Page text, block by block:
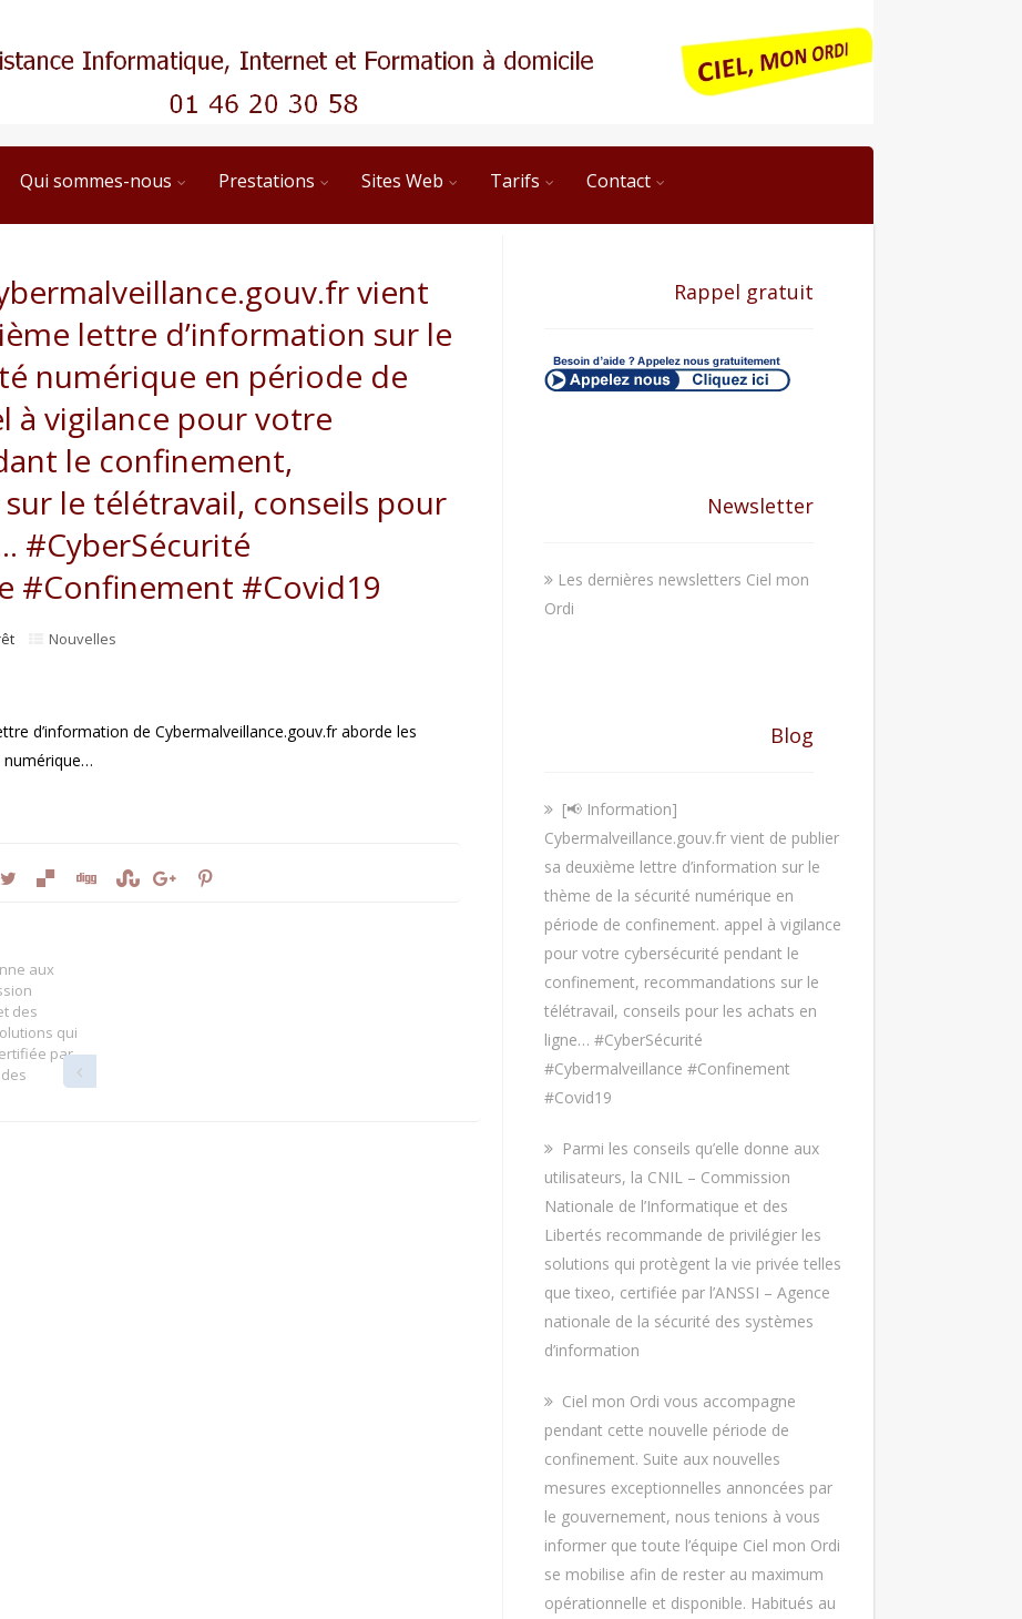
Qui sommes-nous Prestations Sites Web Tarifs Contact
vient
lettre d’information sur le
numérique en période de
à vigilance pour votre
le confinement,
le télétravail, conseils pour
#CyberSécurité
#Confinement #Covid19
Nouvelles
d’information de Cybermalveillance.gouv.fr aborde les
numérique…
aux
des
qui
par
Rappel gratuit
Newsletter
Les dernières newsletters Ciel mon
Ordi
Blog
[📢 Information]
Cybermalveillance.gouv.fr vient de publier
sa deuxième lettre d’information sur le
thème de la sécurité numérique en
période de confinement. appel à vigilance
pour votre cybersécurité pendant le
confinement, recommandations sur le
télétravail, conseils pour les achats en
ligne… #CyberSécurité
#Cybermalveillance #Confinement
#Covid19
Parmi les conseils qu’elle donne aux
utilisateurs, la CNIL – Commission
Nationale de l’Informatique et des
Libertés recommande de privilégier les
solutions qui protègent la vie privée telles
que tixeo, certifiée par l’ANSSI – Agence
nationale de la sécurité des systèmes
d’information
Ciel mon Ordi vous accompagne
pendant cette nouvelle période de
confinement. Suite aux nouvelles
mesures exceptionnelles annoncées par
le gouvernement, nous tenions à vous
informer que toute l’équipe Ciel mon Ordi
se mobilise afin de rester au maximum
opérationnelle et disponible. Habitués au